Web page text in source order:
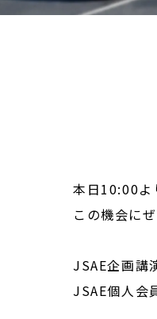
本日10:00よ
この機会に
JSAE企画講
JSAE個人会